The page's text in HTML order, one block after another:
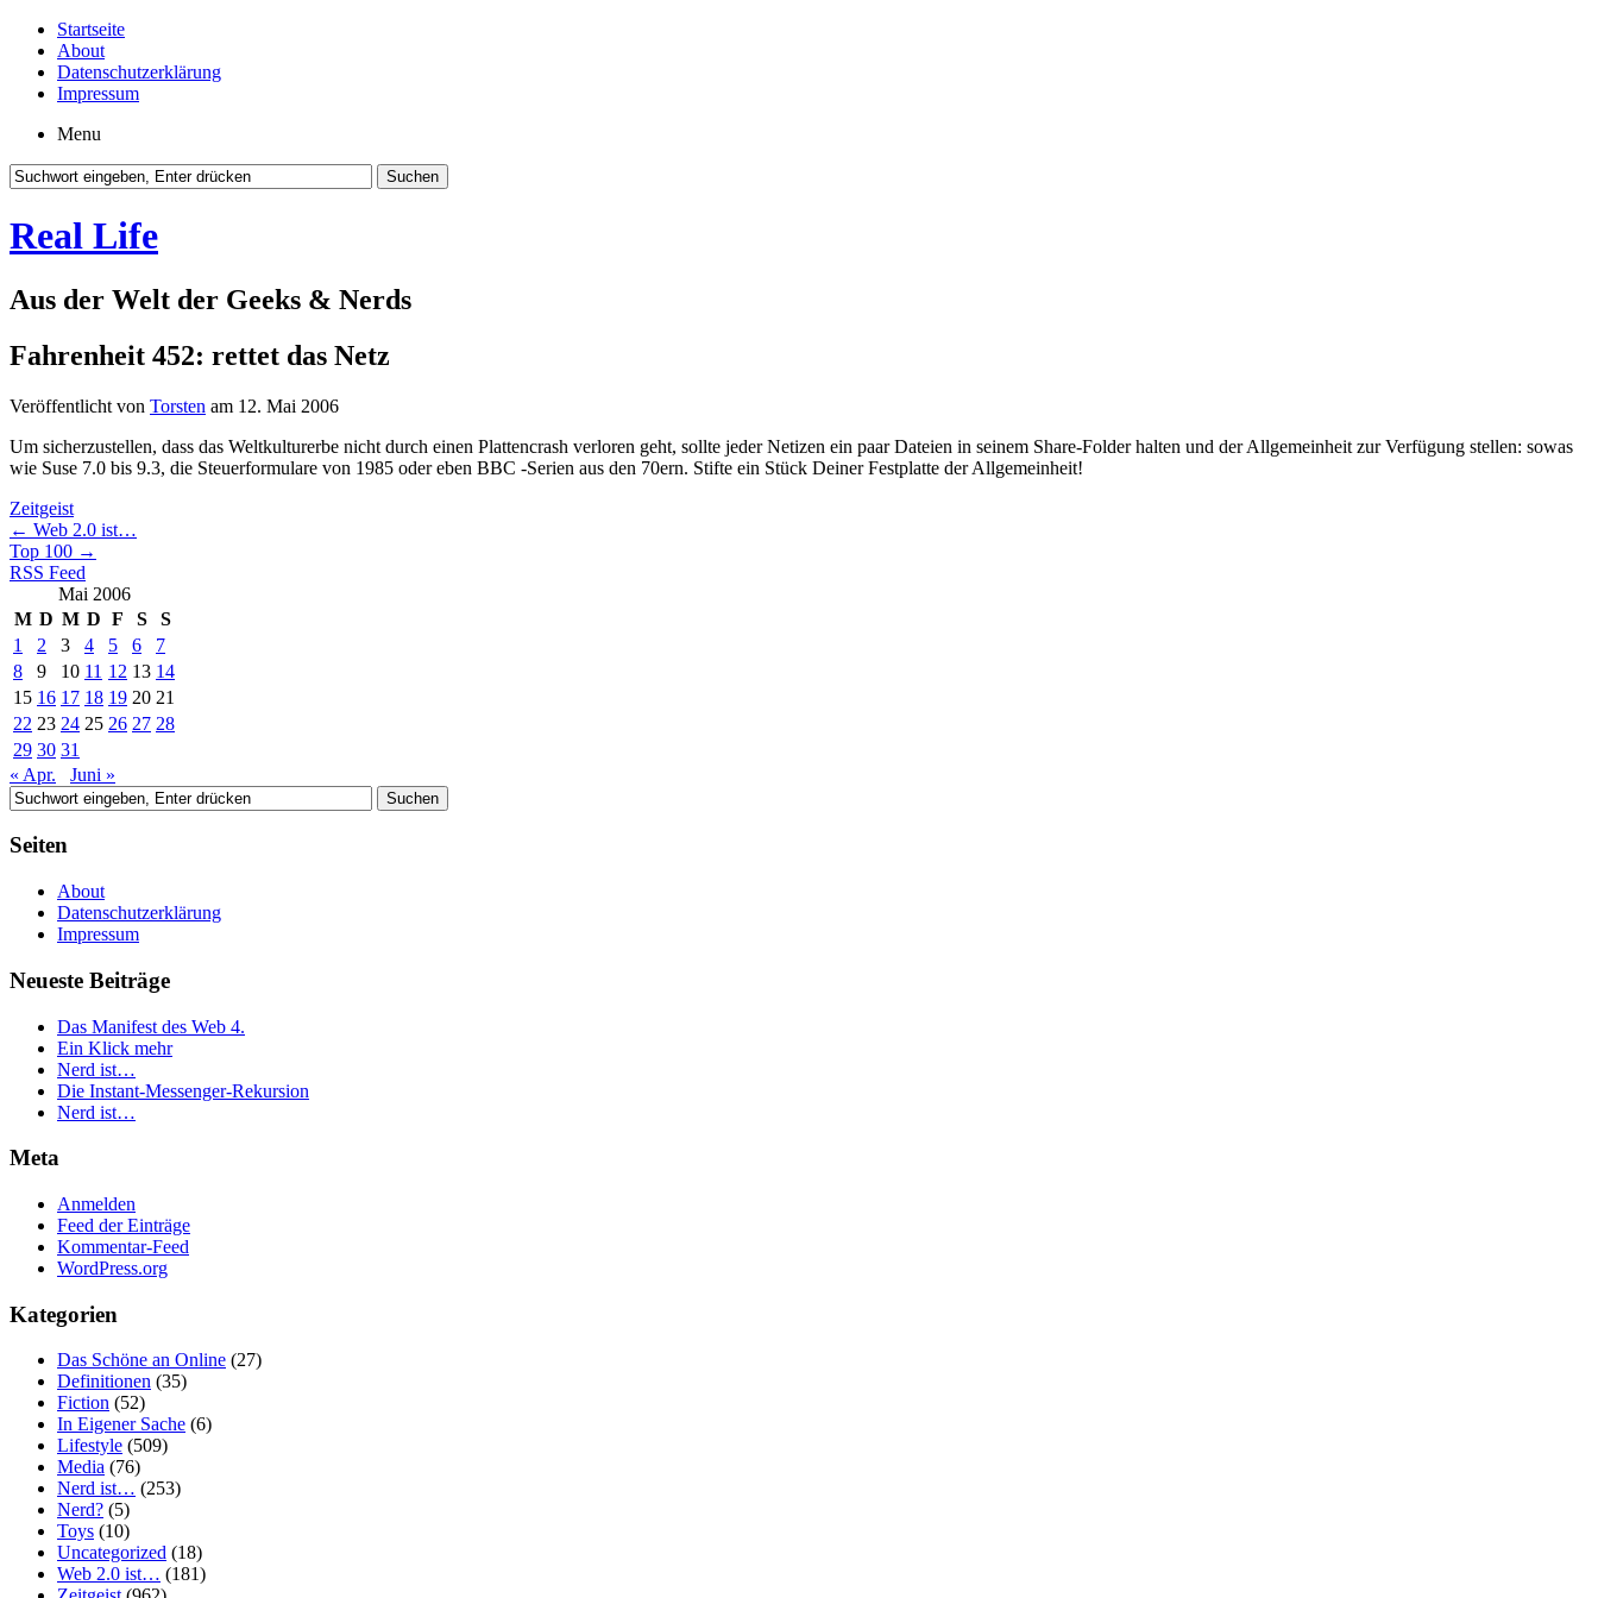
Startseite
About
Datenschutzerklärung
Impressum
Menu
Real Life
Aus der Welt der Geeks & Nerds
Fahrenheit 452: rettet das Netz
Veröffentlicht von Torsten am 12. Mai 2006
Um sicherzustellen, dass das Weltkulturerbe nicht durch einen Plattencrash verloren geht, sollte jeder Netizen ein paar Dateien in seinem Share-Folder halten und der Allgemeinheit zur Verfügung stellen: sowas
wie Suse 7.0 bis 9.3, die Steuerformulare von 1985 oder eben BBC -Serien aus den 70ern. Stifte ein Stück Deiner Festplatte der Allgemeinheit!
Zeitgeist
← Web 2.0 ist…
Top 100 →
RSS Feed
Mai 2006
M D M D F S
S
1
2 3 4 5 6
7
8
9 10 11 12 13 14
15 16 17 18 19 20 21
22 23 24 25 26 27 28
29 30 31
« Apr.
Juni »
Seiten
About
Datenschutzerklärung
Impressum
Neueste Beiträge
Das Manifest des Web 4.
Ein Klick mehr
Nerd ist…
Die Instant-Messenger-Rekursion
Nerd ist…
Meta
Anmelden
Feed der Einträge
Kommentar-Feed
WordPress.org
Kategorien
Das Schöne an Online (27)
Definitionen (35)
Fiction (52)
In Eigener Sache (6)
Lifestyle (509)
Media (76)
Nerd ist… (253)
Nerd? (5)
Toys (10)
Uncategorized (18)
Web 2.0 ist… (181)